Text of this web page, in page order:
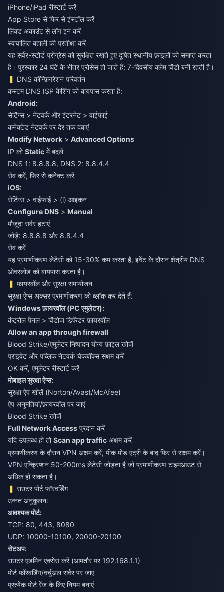
iPhone/iPad रीस्टार्ट करें
App Store से फिर से इंस्टॉल करें
लिंक्ड अकाउंट से लॉग इन करें
स्वचालित बहाली की प्रतीक्षा करें
यह सर्वर-स्टोर्ड प्रोग्रेस को सुरक्षित रखते हुए दूषित स्थानीय फ़ाइलों को समाप्त करता
है। पुरस्कार 24 घंटे के भीतर प्रोसेस हो जाते हैं; 7-दिवसीय क्लेम विंडो बनी रहती है।
DNS कॉन्फ़िगरेशन परिवर्तन
कस्टम DNS ISP कैशिंग को बायपास करता है:
Android:
सेटिंग्स > नेटवर्क और इंटरनेट > वाईफाई
कनेक्टेड नेटवर्क पर देर तक दबाएं
Modify Network > Advanced Options
IP कोStatic में बदलें
DNS 1: 8.8.8.8, DNS 2: 8.8.4.4
सेव करें, फिर से कनेक्ट करें
iOS:
सेटिंग्स > वाईफाई > (i) आइकन
Configure DNS > Manual
मौजूदा सर्वर हटाएं
जोड़ें: 8.8.8.8 और 8.8.4.4
सेव करें
यह प्रमाणीकरण लेटेंसी को 15-30% कम करता है, इवेंट के दौरान क्षेत्रीय DNS
ओवरलोड को बायपास करता है।
फ़ायरवॉल और सुरक्षा समायोजन
सुरक्षा ऐप्स अक्सर प्रमाणीकरण को ब्लॉक कर देते हैं:
Windows फ़ायरवॉल (PC एमुलेटर):
कंट्रोल पैनल > विंडोज डिफेंडर फ़ायरवॉल
Allow an app through firewall
Blood Strike/एमुलेटर निष्पादन योग्य फ़ाइल खोजें
प्राइवेट और पब्लिक नेटवर्क चेकबॉक्स सक्षम करें
OK करें, एमुलेटर रीस्टार्ट करें
मोबाइल सुरक्षा ऐप्स:
सुरक्षा ऐप खोलें (Norton/Avast/McAfee)
ऐप अनुमतियां/फ़ायरवॉल पर जाएं
Blood Strike खोजें
Full Network Access प्रदान करें
यदि उपलब्ध हो तोScan app traffic अक्षम करें
प्रमाणीकरण के दौरान VPN अक्षम करें, पीक मोड एंट्री के बाद फिर से सक्षम करें।
VPN एन्क्रिप्शन 50-200ms लेटेंसी जोड़ता है जो प्रमाणीकरण टाइमआउट से
अधिक हो सकता है।
राउटर पोर्ट फॉरवर्डिंग
उन्नत अनुकूलन:
आवश्यक पोर्ट:
TCP: 80, 443, 8080
UDP: 10000-10100, 20000-20100
सेटअप:
राउटर एडमिन एक्सेस करें (आमतौर पर 192.168.1.1)
पोर्ट फॉरवर्डिंग/वर्चुअल सर्वर पर जाएं
प्रत्येक पोर्ट रेंज के लिए नियम बनाएं